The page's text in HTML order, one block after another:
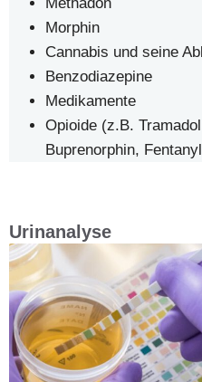
Morphin
Cannabis und seine
Benzodiazepine
Medikamente
Opioide (z.B.
Buprenorphin,
Urinanalyse